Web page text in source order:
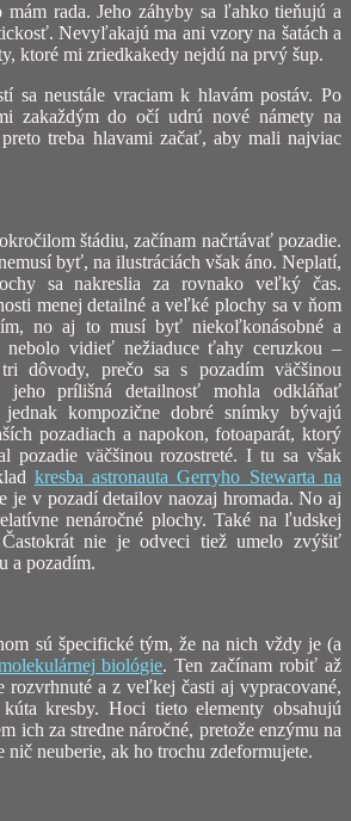
mám rada. Jeho záhyby sa ľahko tieňujú a
Nevyľakajú ma ani vzory na šatách a
ktoré mi zriedkakedy nejdú na prvý šup.
sa neustále vraciam k hlavám postáv. Po
zakaždým do očí udrú nové námety na
treba hlavami začať, aby mali najviac
štádiu, začínam načrtávať pozadie.
byť, na ilustráciách však áno. Neplatí,
sa nakreslia za rovnako veľký čas.
menej detailné a veľké plochy sa v ňom
no aj to musí byť niekoľkonásobné a
nebolo vidieť nežiaduce ťahy ceruzkou –
dôvody, prečo sa s pozadím väčšinou
jeho prílišná detailnosť mohla odkláňať
kompozične dobré snímky bývajú
pozadiach a napokon, fotoaparát, ktorý
pozadie väčšinou rozostreté. I tu sa však
kresba astronauta Gerryho Stewarta na
je v pozadí detailov naozaj hromada. No aj
nenáročné plochy. Také na ľudskej
nie je odveci tiež umelo zvýšiť
a pozadím.
sú špecifické tým, že na nich vždy je (a
biológie. Ten začínam robiť až
rozvrhnuté a z veľkej časti aj vypracované,
kresby. Hoci tieto elementy obsahujú
ich za stredne náročné, pretože enzýmu na
nič neuberie, ak ho trochu zdeformujete.